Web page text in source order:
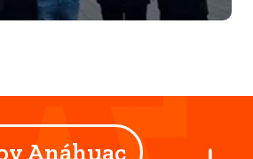
Anáhuac